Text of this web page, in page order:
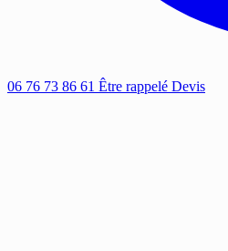
06 76 73 86 61 Être rappelé Devis